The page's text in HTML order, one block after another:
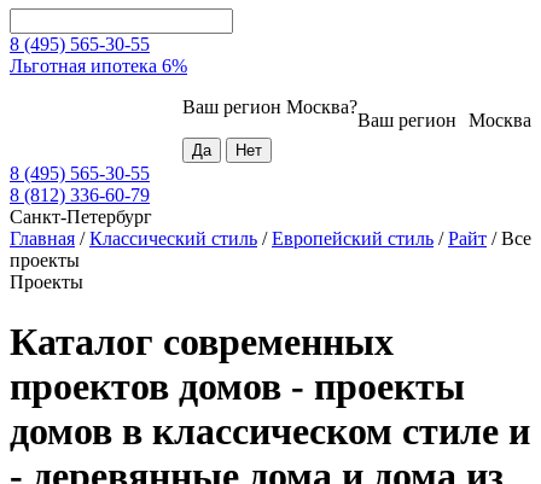
8 (495) 565-30-55
Льготная ипотека 6%
Москва
Ваш регион
Ваш регион Москва?
8 (495) 565-30-55
8 (812) 336-60-79
Санкт-Петербург
Главная /Классический стиль /Европейский стиль /Райт /Все
проекты
Проекты
Каталог современных
проектов домов - проекты
домов в классическом стиле и
- деревянные дома и дома из